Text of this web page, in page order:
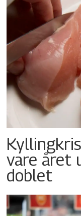
vare året
doblet